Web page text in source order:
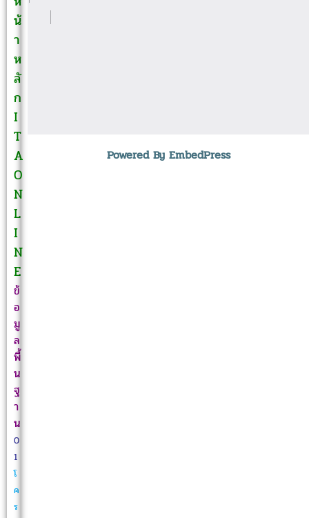
น้
า
ห
ลั
ก
I
T
A
O
N
L
I
N
E
ข้
อ
มู
ล
พื้
น
ฐ
า
น
0
1
โ
ค
ร
Powered By EmbedPress